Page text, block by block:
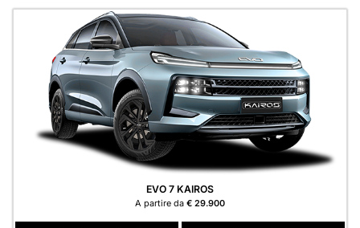
EVO 7 KAIROS
A partire da € 29.900